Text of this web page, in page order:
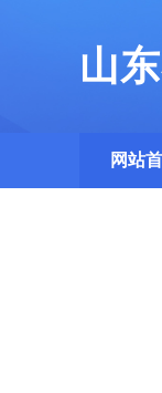
山
网站